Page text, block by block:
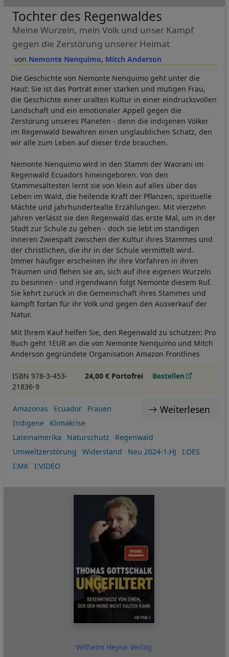
Nemonte Nenquimo Mitch Anderson
Tochter des Regenwaldes
Meine Wurzeln, mein Volk und unser Kampf
gegen die Zerstörung unserer Heimat
Die Geschichte von Nemonte Nenquimo geht unter die
Haut: Sie ist das Porträt einer starken und mutigen Frau,
die Geschichte einer uralten Kultur in einer eindrucksvollen
Landschaft und ein emotionaler Appell gegen die
Zerstörung unseres Planeten - denn die indigenen Völker
im Regenwald bewahren einen unglaublichen Schatz, den
wir alle zum Leben auf dieser Erde brauchen.
Nemonte Nenquimo wird in den Stamm der Waorani im
Regenwald Ecuadors hineingeboren. Von den
Stammesältesten lernt sie von klein auf alles über das
Leben im Wald, die heilende Kraft der Pflanzen, spirituelle
Mächte und jahrhundertealte Erzählungen. Mit vierzehn
Jahren verlässt sie den Regenwald das erste Mal, um in der
Stadt zur Schule zu gehen - doch sie lebt im ständigen
inneren Zwiespalt zwischen der Kultur ihres Stammes und
der christlichen, die ihr in der Schule vermittelt wird.
Immer häufiger erscheinen ihr ihre Vorfahren in ihren
Träumen und flehen sie an, sich auf ihre eigenen Wurzeln
zu besinnen - und irgendwann folgt Nemonte diesem Ruf.
Sie kehrt zurück in die Gemeinschaft ihres Stammes und
kämpft fortan für ihr Volk und gegen den Ausverkauf der
Natur.
Mit Ihrem Kauf helfen Sie, den Regenwald zu schützen: Pro
Buch geht 1EUR an die von Nemonte Nenquimo und Mitch
Anderson gegründete Organisation Amazon Frontlines
ISBN 978-3-453-
21836-9
24,00 € Portofrei Bestellen
Weiterlesen
Amazonas Ecuador
Frauen
Indigene
Klimakrise
Lateinamerika
Naturschutz
Regenwald
Umweltzerstörung
Widerstand Neu 2024-1.HJ
I:DES
I:MK
I:VIDEO
Wilhelm Heyne Verlag